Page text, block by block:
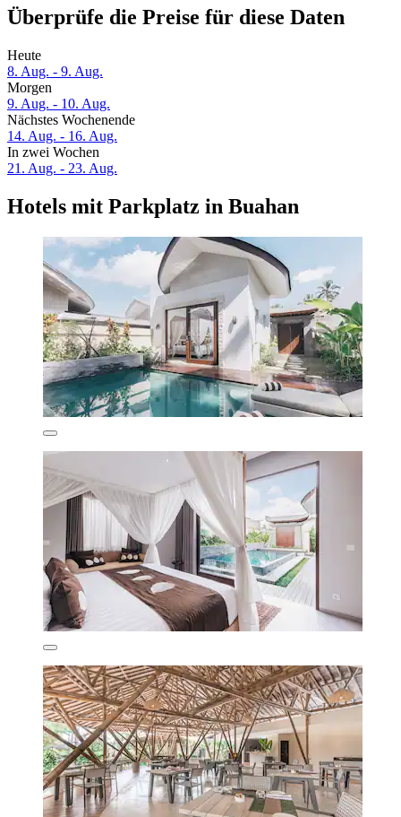
Überprüfe die Preise für diese Daten
Heute
8. Aug. - 9. Aug.
Morgen
9. Aug. - 10. Aug.
Nächstes Wochenende
14. Aug. - 16. Aug.
In zwei Wochen
21. Aug. - 23. Aug.
Hotels mit Parkplatz in Buahan